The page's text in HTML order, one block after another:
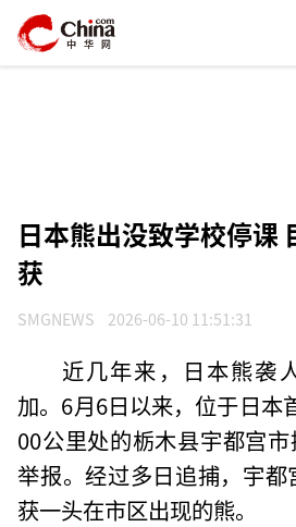
日本熊出没致学校停课
获
SMGNEWS 2026-06-10 11:51:31
近几年来，日本熊袭
加。6月6日以来，位于日本
00公里处的栃木县宇都宫
举报。经过多日追捕，宇
获一头在市区出现的熊。